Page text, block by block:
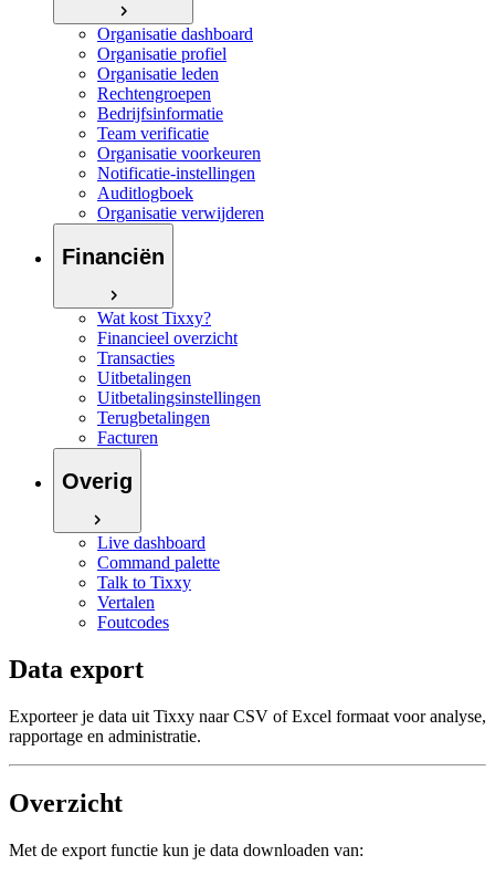
Organisatie dashboard
Organisatie profiel
Organisatie leden
Rechtengroepen
Bedrijfsinformatie
Team verificatie
Organisatie voorkeuren
Notificatie-instellingen
Auditlogboek
Organisatie verwijderen
Financiën
Wat kost Tixxy?
Financieel overzicht
Transacties
Uitbetalingen
Uitbetalingsinstellingen
Terugbetalingen
Facturen
Overig
Live dashboard
Command palette
Talk to Tixxy
Vertalen
Foutcodes
Data export
Exporteer je data uit Tixxy naar CSV of Excel formaat voor analyse,
rapportage en administratie.
Overzicht
Met de export functie kun je data downloaden van: